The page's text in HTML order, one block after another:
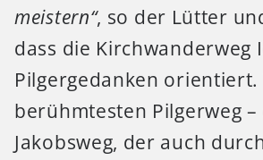
meistern“, so der Lütter
dass die Kirchwanderweg
Pilgergedanken orientiert.
berühmtesten Pilgerweg –
Jakobsweg, der auch